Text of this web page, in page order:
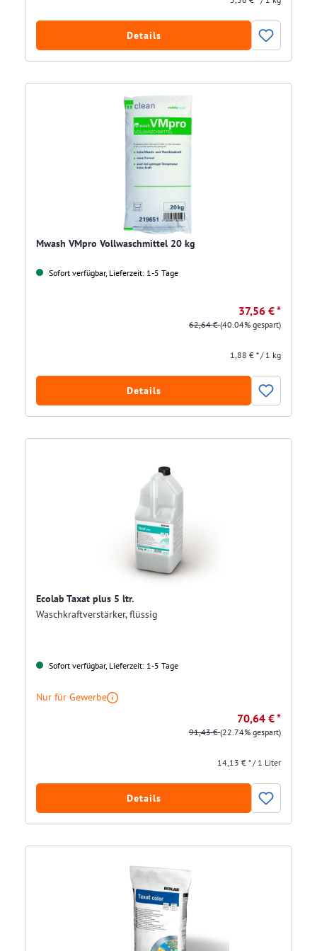
Details
Mwash VMpro Vollwaschmittel 20 kg
Sofort verfügbar, Lieferzeit: 1-5 Tage
37,56 € *
62,64 €(40.04% gespart)
1,88 € * / 1 kg
Details
Ecolab Taxat plus 5 ltr.
Waschkraftverstärker, flüssig
Sofort verfügbar, Lieferzeit: 1-5 Tage
Nur für Gewerbe
70,64 € *
91,43 €(22.74% gespart)
14,13 € * / 1 Liter
Details